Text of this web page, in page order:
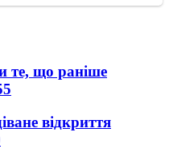
те, що раніше
відкриття